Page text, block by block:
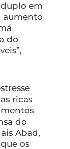
duplo em
aumento
do
ricas
do
Abad,
os